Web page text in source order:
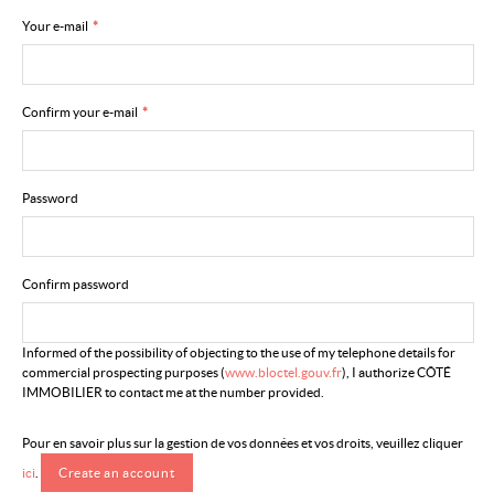
Your e-mail *
Confirm your e-mail *
Password
Confirm password
Informed of the possibility of objecting to the use of my telephone details for
commercial prospecting purposes (www.bloctel.gouv.fr), I authorize CÔTÉ
IMMOBILIER to contact me at the number provided.
Pour en savoir plus sur la gestion de vos données et vos droits, veuillez cliquer
ici